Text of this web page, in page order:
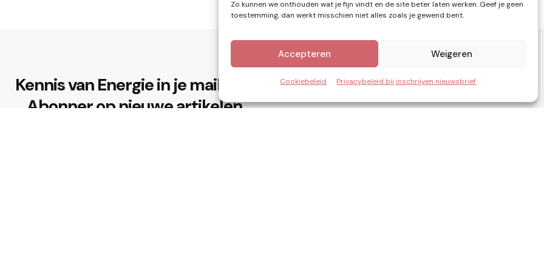
Zo kunnen we onthouden wat je fijn vindt en de site beter laten werken. Geef je geen
toestemming, dan werkt misschien niet alles zoals je gewend bent.
Accepteren Weigeren
Cookiebeleid Privacybeleid bij inschrijven nieuwsbrief
Kennis van Energie in je mailbox?
Abonner op nieuwe artikelen.